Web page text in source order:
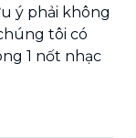
ý phải không
tôi có
1 nốt nhạc